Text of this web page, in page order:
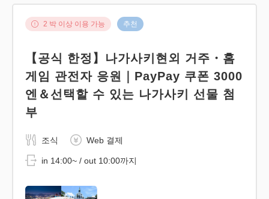
2 박 이상 이용 가능 추천
【공식 한정】나가사키현외 거주・홈
게임 관전자 응원｜PayPay 쿠폰 3000
엔＆선택할 수 있는 나가사키 선물 첨
부
조식 Web 결제
in 14:00~ / out 10:00까지